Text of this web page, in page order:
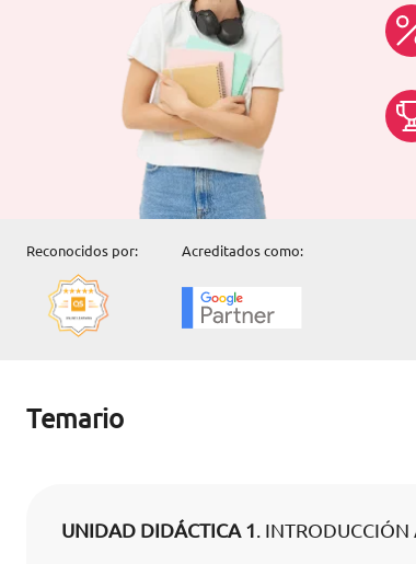
formacion@euroinnova.com
TRABAJA CON NOSOTROS
Reconocidos por: Acreditados como:
Temario
UNIDAD DIDÁCTICA 1.